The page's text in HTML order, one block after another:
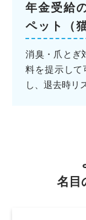
年金受給
ペット（
消臭・爪とぎ
料を提示して
し、退去時リ
名目